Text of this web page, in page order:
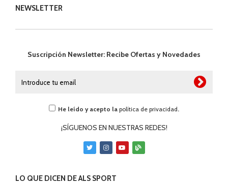
NEWSLETTER
Suscripción Newsletter: Recibe Ofertas y Novedades
He leído y acepto la política de privacidad.
¡SÍGUENOS EN NUESTRAS REDES!
LO QUE DICEN DE ALS SPORT